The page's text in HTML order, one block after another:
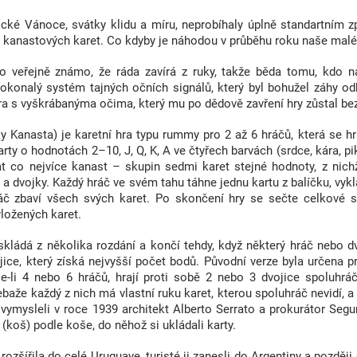
Vánoce, svátky klidu a míru, neprobíhaly úplně
karet. Co kdyby je náhodou v průběhu roku naše
veřejně známo, že ráda zavírá z ruky, takže běda tomu,
systém tajných očních signálů, který byl bohužel záhy
s vyškrábanýma očima, který mu po dědově zavření hry zůstal
Kanasta) je karetní hra typu rummy pro 2 až 6 hráčů, která se
o hodnotách 2–10, J, Q, K, A ve čtyřech barvách (srdce, kára,
co nejvíce kanast – skupin sedmi karet stejné hodnoty, z
dvojky. Každý hráč ve svém tahu táhne jednu kartu z balíčku,
zbaví všech svých karet. Po skončení hry se sečte celkové
karet.
z několika rozdání a končí tehdy, když některý hráč nebo
který získá nejvyšší počet bodů. Původní verze byla
li 4 nebo 6 hráčů, hrají proti sobě 2 nebo 3 dvojice
každý z nich má vlastní ruku karet, kterou spoluhráč nevidí,
v roce 1939 architekt Alberto Serrato a prokurátor
podle koše, do něhož si ukládali karty.